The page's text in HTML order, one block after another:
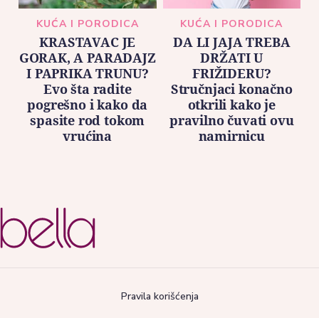
KUĆA I PORODICA
KRASTAVAC JE
GORAK, A PARADAJZ
I PAPRIKA TRUNU?
Evo šta radite
pogrešno i kako da
spasite rod tokom
vrućina
KUĆA I PORODICA
DA LI JAJA TREBA
DRŽATI U
FRIŽIDERU?
Stručnjaci konačno
otkrili kako je
pravilno čuvati ovu
namirnicu
Pravila korišćenja